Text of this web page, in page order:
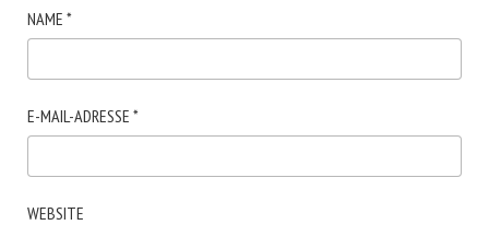
NAME *
E-MAIL-ADRESSE *
WEBSITE